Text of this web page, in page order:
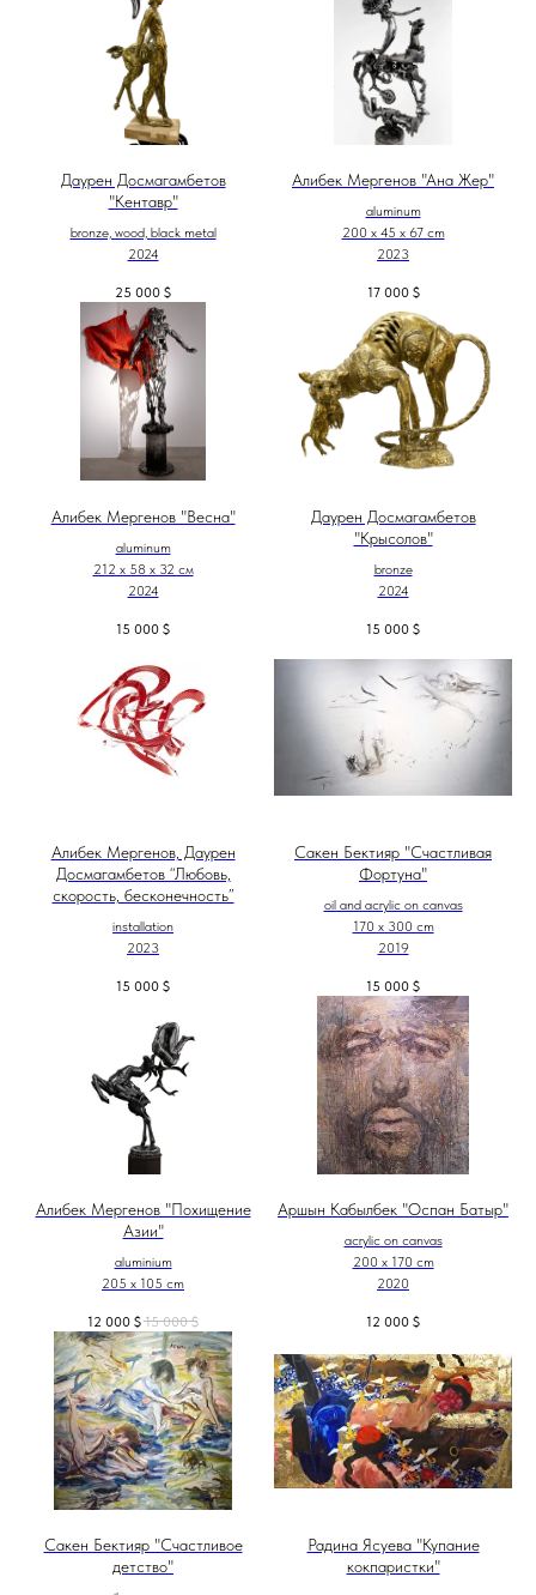
Даурен Досмагамбетов
"Кентавр"
bronze, wood, black metal
2024
25 000 $
Алибек Мергенов "Ана Жер"
aluminum
200 х 45 х 67 cm
2023
17 000 $
Алибек Мергенов "Весна"
aluminum
212 х 58 х 32 см
2024
15 000 $
Даурен Досмагамбетов
"Крысолов"
bronze
2024
15 000 $
Алибек Мергенов, Даурен
Досмагамбетов “Любовь,
скорость, бесконечность”
installation
2023
15 000 $
Сакен Бектияр "Счастливая
Фортуна"
oil and acrylic on canvas
170 x 300 cm
2019
15 000 $
Алибек Мергенов "Похищение
Азии"
aluminium
205 x 105 cm
12 000 $ 15 000 $
Аршын Кабылбек "Оспан Батыр"
acrylic on canvas
200 x 170 cm
2020
12 000 $
Сакен Бектияр "Счастливое
детство"
Радина Ясуева "Купание
кокпаристки"